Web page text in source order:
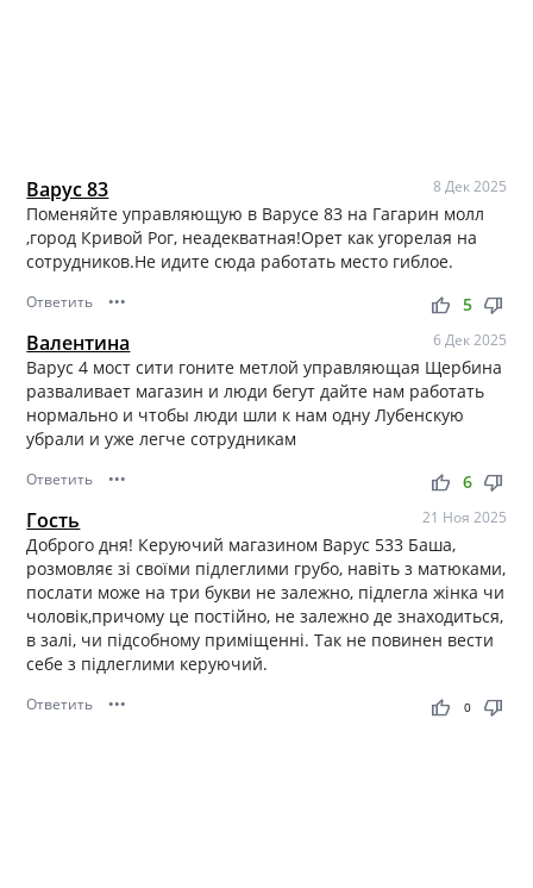
Варус 83 8 Дек 2025
Поменяйте управляющую в Варусе 83 на Гагарин молл
,город Кривой Рог, неадекватная!Орет как угорелая на
сотрудников.Не идите сюда работать место гиблое.
Ответить ••• thumb_up thumb_down
5
Валентина 6 Дек 2025
Варус 4 мост сити гоните метлой управляющая Щербина
разваливает магазин и люди бегут дайте нам работать
нормально и чтобы люди шли к нам одну Лубенскую
убрали и уже легче сотрудникам
Ответить ••• thumb_up thumb_down
6
Гость 21 Ноя 2025
Доброго дня! Керуючий магазином Варус 533 Баша,
розмовляє зі своїми підлеглими грубо, навіть з матюками,
послати може на три букви не залежно, підлегла жінка чи
чоловік,причому це постійно, не залежно де знаходиться,
в залі, чи підсобному приміщенні. Так не повинен вести
себе з підлеглими керуючий.
Ответить ••• thumb_up thumb_down
0